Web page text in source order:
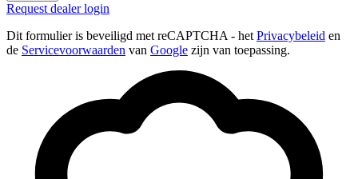
Request dealer login
Dit formulier is beveiligd met reCAPTCHA - het Privacybeleid en
de Servicevoorwaarden van Google zijn van toepassing.